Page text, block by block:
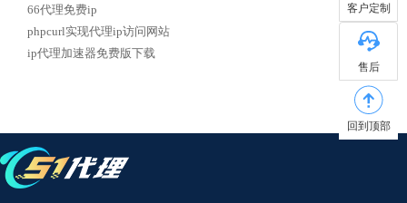
66代理免费ip
phpcurl实现代理ip访问网站
ip代理加速器免费版下载
客户定制
售后
回到顶部